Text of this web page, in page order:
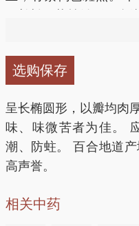
7、治胸背有热、咳嗽
地黄、当归各9g，白
组成：百合30.0克 枇
15.0克 麦芽糖56.3克
剩1碗，第二次用2碗水
支气管扩张、咯血
克，白及120克，炙百
丸，每丸重6克。每次10
神经衰弱、心烦失眠
功效：养心安神 做法
30分钟，取汁。上下午
花大，单生于茎顶，喇
蒴果长椭圆形。秋、冬
干。 全国大部分地区
选购保存
呈长椭圆形，以瓣均肉
味、味微苦者为佳。
潮、防蛀。 百合地道
高声誉。
相关中药